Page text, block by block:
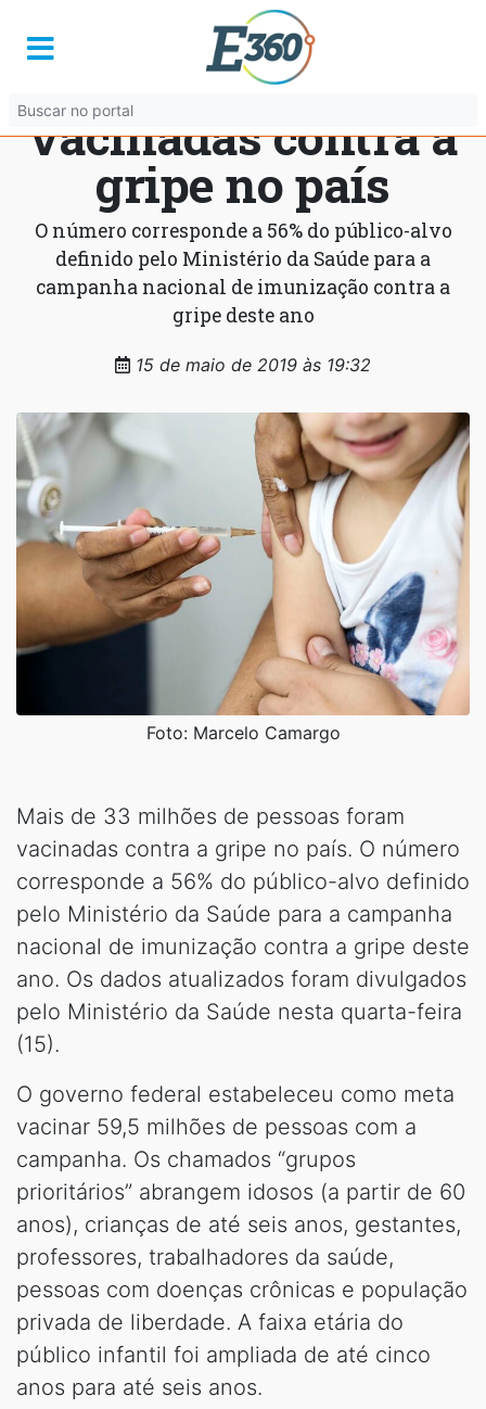
Mais de 33 milhões
de pessoas foram
vacinadas contra a
gripe no país
O número corresponde a 56% do público-alvo
definido pelo Ministério da Saúde para a
campanha nacional de imunização contra a
gripe deste ano
15 de maio de 2019 às 19:32
Foto: Marcelo Camargo
Mais de 33 milhões de pessoas foram
vacinadas contra a gripe no país. O número
corresponde a 56% do público-alvo definido
pelo Ministério da Saúde para a campanha
nacional de imunização contra a gripe deste
ano. Os dados atualizados foram divulgados
pelo Ministério da Saúde nesta quarta-feira
(15).
O governo federal estabeleceu como meta
vacinar 59,5 milhões de pessoas com a
campanha. Os chamados “grupos
prioritários” abrangem idosos (a partir de 60
anos), crianças de até seis anos, gestantes,
professores, trabalhadores da saúde,
pessoas com doenças crônicas e população
privada de liberdade. A faixa etária do
público infantil foi ampliada de até cinco
anos para até seis anos.